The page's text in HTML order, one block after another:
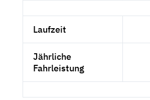
Laufzeit
Jährliche
Fahrleistung